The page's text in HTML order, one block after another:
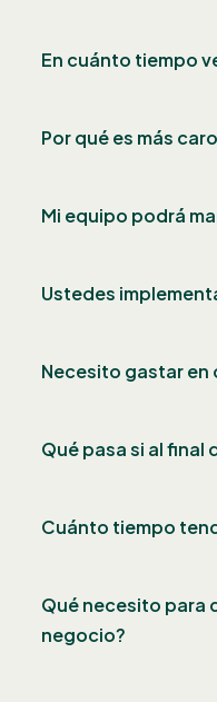
En cuánto tiempo
Por qué es más
Mi equipo podrá
Ustedes
Necesito gastar en
Qué pasa si al
Cuánto tiempo
Qué necesito para
negocio?